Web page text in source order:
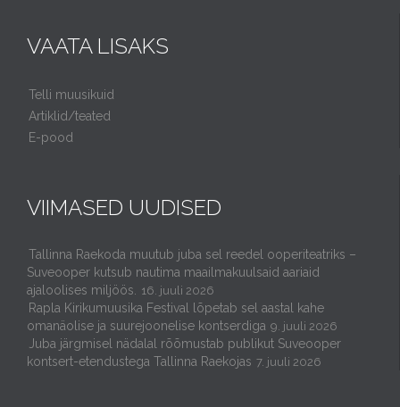
VAATA LISAKS
Telli muusikuid
Artiklid/teated
E-pood
VIIMASED UUDISED
Tallinna Raekoda muutub juba sel reedel ooperiteatriks –
Suveooper kutsub nautima maailmakuulsaid aariaid
ajaloolises miljöös.
16. juuli 2026
Rapla Kirikumuusika Festival lõpetab sel aastal kahe
omanäolise ja suurejoonelise kontserdiga 9. juuli 2026
Juba järgmisel nädalal rõõmustab publikut Suveooper
kontsert-etendustega Tallinna Raekojas 7. juuli 2026